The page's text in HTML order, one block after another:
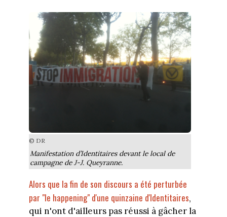
© DR
Manifestation d’Identitaires devant le local de
campagne de J-J. Queyranne.
Alors que la fin de son discours a été perturbée
par "le happening" d'une quinzaine d'Identitaires,
qui n'ont d'ailleurs pas réussi à gâcher la